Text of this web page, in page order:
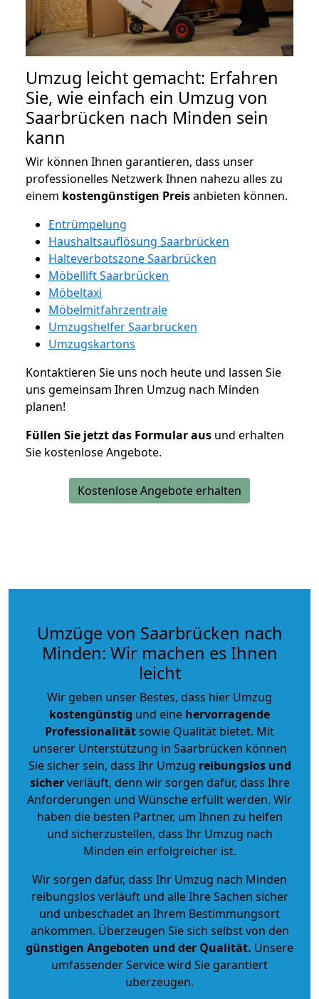
Umzug leicht gemacht: Erfahren
Sie, wie einfach ein Umzug von
Saarbrücken nach Minden sein
kann
Wir können Ihnen garantieren, dass unser
professionelles Netzwerk Ihnen nahezu alles zu
einem kostengünstigen Preisanbieten können.
Entrümpelung
Haushaltsauflösung Saarbrücken
Halteverbotszone Saarbrücken
Möbellift Saarbrücken
Möbeltaxi
Möbelmitfahrzentrale
Umzugshelfer Saarbrücken
Umzugskartons
Kontaktieren Sie uns noch heute und lassen Sie
uns gemeinsam Ihren Umzug nach Minden
planen!
Füllen Sie jetzt das Formular aus und erhalten
Sie kostenlose Angebote.
Kostenlose Angebote erhalten
Umzüge von Saarbrücken nach
Minden: Wir machen es Ihnen
leicht
Wir geben unser Bestes, dass hier Umzug
kostengünstig und eine hervorragende
Professionalitätsowie Qualität bietet. Mit
unserer Unterstützung in Saarbrücken können
Sie sicher sein, dass Ihr Umzug reibungslos und
sicherverläuft, denn wir sorgen dafür, dass Ihre
Anforderungen und Wünsche erfüllt werden. Wir
haben die besten Partner, um Ihnen zu helfen
und sicherzustellen, dass Ihr Umzug nach
Minden ein erfolgreicher ist.
Wir sorgen dafür, dass Ihr Umzug nach Minden
reibungslos verläuft und alle Ihre Sachen sicher
und unbeschadet an Ihrem Bestimmungsort
ankommen. Überzeugen Sie sich selbst von den
günstigen Angeboten und der Qualität. Unsere
umfassender Service wird Sie garantiert
überzeugen.